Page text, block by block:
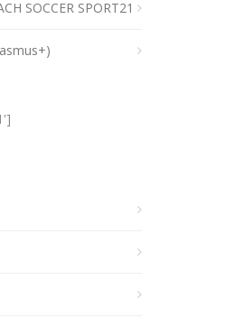
SOCCER SPORT21